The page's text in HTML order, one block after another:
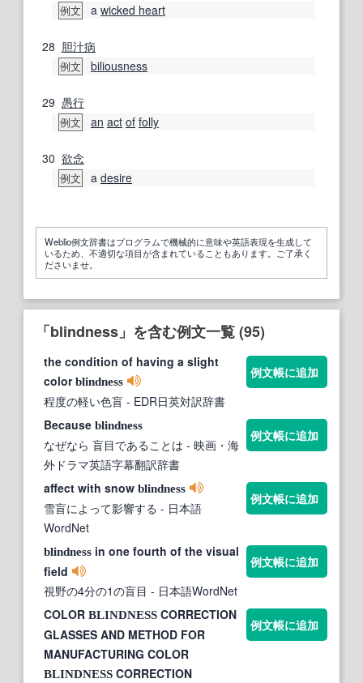
例文 a wicked heart
28 胆汁病
例文 biliousness
29 愚行
例文 an act of folly
30 欲念
例文 a desire
Weblio例文辞書はプログラムで機械的に意味や英語表現を生成して
いるため、不適切な項目が含まれていることもあります。ご了承く
ださいませ。
「blindness」を含む例文一覧 (95)
the condition of having a slight
colorblindness
程度の軽い色盲 - EDR日英対訳辞書
例文帳に追加
Because blindness
なぜなら 盲目であることは - 映画・海
外ドラマ英語字幕翻訳辞書
例文帳に追加
affect with snow blindness
雪盲によって影響する - 日本語
WordNet
例文帳に追加
blindness in one fourth of the visual
field
視野の4分の1の盲目 - 日本語WordNet
例文帳に追加
COLOR BLINDNESS CORRECTION
GLASSES AND METHOD FOR
MANUFACTURING COLOR
BLINDNESS CORRECTION
例文帳に追加